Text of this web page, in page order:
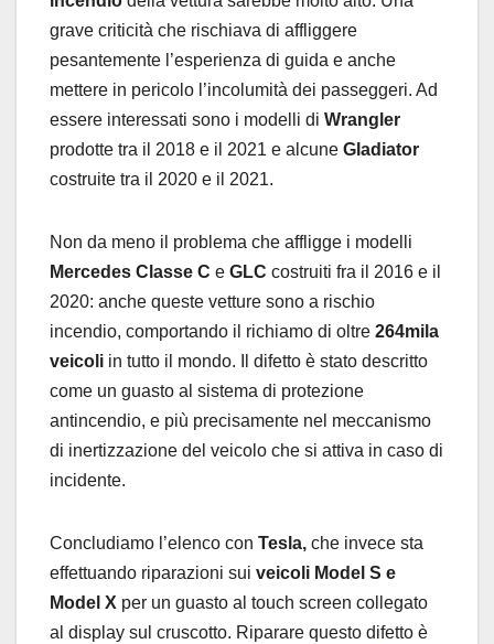
grave criticità che rischiava di affliggere
pesantemente l’esperienza di guida e anche
mettere in pericolo l’incolumità dei passeggeri. Ad
essere interessati sono i modelli di Wrangler
prodotte tra il 2018 e il 2021 e alcune Gladiator
costruite tra il 2020 e il 2021.
Non da meno il problema che affligge i modelli
Mercedes Classe C e GLC costruiti fra il 2016 e il
2020: anche queste vetture sono a rischio
incendio, comportando il richiamo di oltre 264mila
veicoli in tutto il mondo. Il difetto è stato descritto
come un guasto al sistema di protezione
antincendio, e più precisamente nel meccanismo
di inertizzazione del veicolo che si attiva in caso di
incidente.
Concludiamo l’elenco con Tesla, che invece sta
effettuando riparazioni sui veicoli Model S e
Model X per un guasto al touch screen collegato
al display sul cruscotto. Riparare questo difetto è